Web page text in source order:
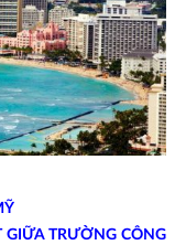
GIỮA TRƯỜNG CÔNG